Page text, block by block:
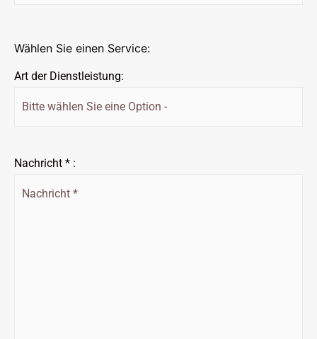
Wählen Sie einen Service:
Art der Dienstleistung:
Nachricht * :